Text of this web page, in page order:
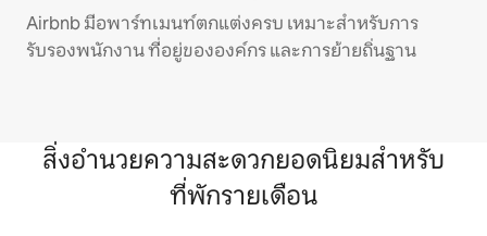
Airbnb มีอพาร์ทเมนท์ตกแต่งครบ เหมาะสำหรับการ
รับรองพนักงาน ที่อยู่ขององค์กร และการย้ายถิ่นฐาน
สิ่งอำนวยความสะดวกยอดนิยมสำหรับ
ที่พักรายเดือน